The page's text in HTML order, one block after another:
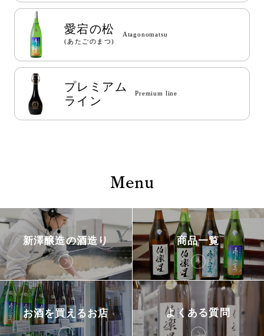
愛宕の松
(あたごのまつ)
Atagonomatsu
プレミアム
ライン
Premium line
Menu
新澤醸造の酒造り 商品一覧
お酒を買えるお店 よくある質問